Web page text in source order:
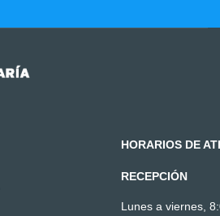
HORARIOS DE
RECEPCIÓN
Lunes a viernes,